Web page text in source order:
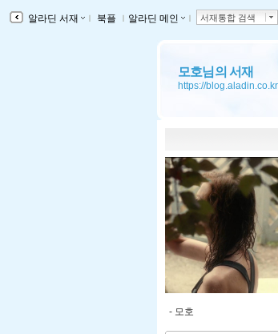
알라딘 서재 ｌ 북플 ｌ 알라딘 메인 ｌ 서재통합 검색
모호님의 서재
https://
- 모호